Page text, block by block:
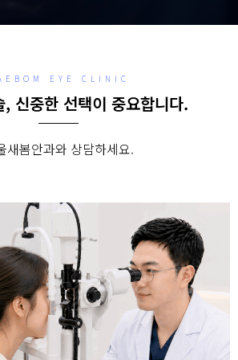
EYE CLINIC
, 신중한 선택이 중요합니다.
새봄안과와 상담하세요.